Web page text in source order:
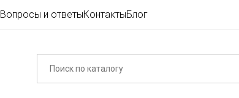
Вопросы и ответыКонтактыБлог